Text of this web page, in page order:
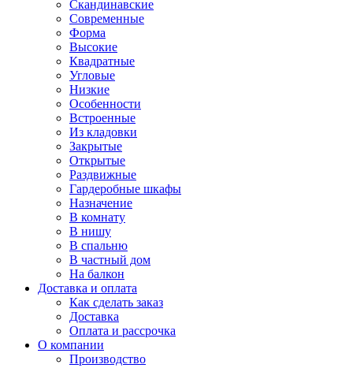
Скандинавские
Современные
Форма
Высокие
Квадратные
Угловые
Низкие
Особенности
Встроенные
Из кладовки
Закрытые
Открытые
Раздвижные
Гардеробные шкафы
Назначение
В комнату
В нишу
В спальню
В частный дом
На балкон
Доставка и оплата
Как сделать заказ
Доставка
Оплата и рассрочка
О компании
Производство